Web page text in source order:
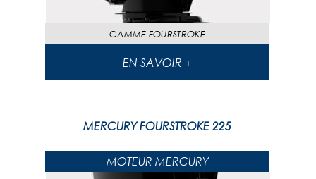
GAMME FOURSTROKE
EN SAVOIR +
MERCURY FOURSTROKE 225
MOTEUR MERCURY